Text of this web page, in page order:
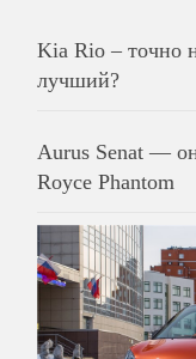
Kia Rio – точно
лучший?
Aurus Senat —
Royce Phantom